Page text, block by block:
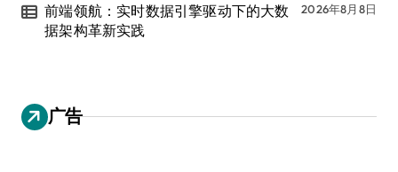
前端领航：实时数据引擎驱动下的大数
据架构革新实践
2026年8月8日
广告